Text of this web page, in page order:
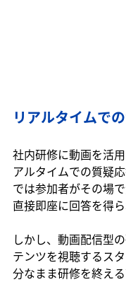
リアルタイムで
社内研修に動画を活
アルタイムでの質疑
では参加者がその場
直接即座に回答を得
しかし、動画配信型
テンツを視聴するス
分なまま研修を終える